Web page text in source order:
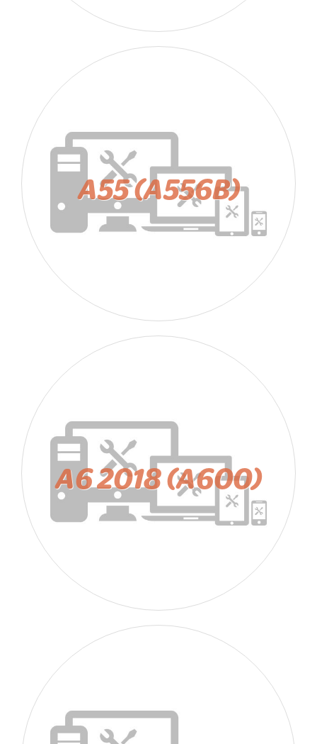
A55 (A556B)
A6 2018 (A600)